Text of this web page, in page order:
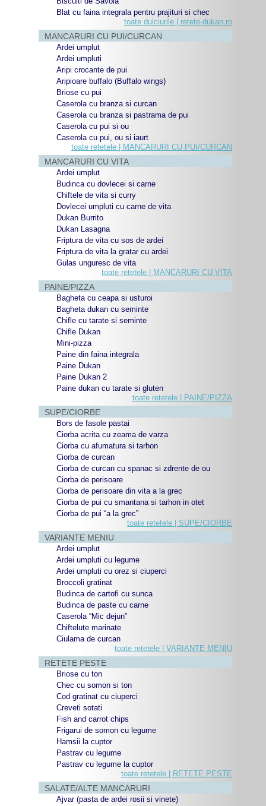
Blat cu faina integrala pentru prajituri si chec
toate dulciurile | retete-dukan.ro
MANCARURI CU PUI/CURCAN
Ardei umplut
Ardei umpluti
Aripi crocante de pui
Aripioare buffalo (Buffalo wings)
Briose cu pui
Caserola cu branza si curcan
Caserola cu branza si pastrama de pui
Caserola cu pui si ou
Caserola cu pui, ou si iaurt
toate retetele | MANCARURI CU PUI/CURCAN
MANCARURI CU VITA
Ardei umplut
Budinca cu dovlecei si carne
Chiftele de vita si curry
Dovlecei umpluti cu carne de vita
Dukan Burrito
Dukan Lasagna
Friptura de vita cu sos de ardei
Friptura de vita la gratar cu ardei
Gulas unguresc de vita
toate retetele | MANCARURI CU VITA
PAINE/PIZZA
Bagheta cu ceapa si usturoi
Bagheta dukan cu seminte
Chifle cu tarate si seminte
Chifle Dukan
Mini-pizza
Paine din faina integrala
Paine Dukan
Paine Dukan 2
Paine dukan cu tarate si gluten
toate retetele | PAINE/PIZZA
SUPE/CIORBE
Bors de fasole pastai
Ciorba acrita cu zeama de varza
Ciorba cu afumatura si tarhon
Ciorba de curcan
Ciorba de curcan cu spanac si zdrente de ou
Ciorba de perisoare
Ciorba de perisoare din vita a la grec
Ciorba de pui cu smantana si tarhon in otet
Ciorba de pui “a la grec”
toate retetele | SUPE/CIORBE
VARIANTE MENIU
Ardei umplut
Ardei umpluti cu legume
Ardei umpluti cu orez si ciuperci
Broccoli gratinat
Budinca de cartofi cu sunca
Budinca de paste cu carne
Caserola “Mic dejun”
Chiftelute marinate
Ciulama de curcan
toate retetele | VARIANTE MENIU
RETETE PESTE
Briose cu ton
Chec cu somon si ton
Cod gratinat cu ciuperci
Creveti sotati
Fish and carrot chips
Frigarui de somon cu legume
Hamsii la cuptor
Pastrav cu legume
Pastrav cu legume la cuptor
toate retetele | RETETE PESTE
SALATE/ALTE MANCARURI
Ajvar (pasta de ardei rosii si vinete)